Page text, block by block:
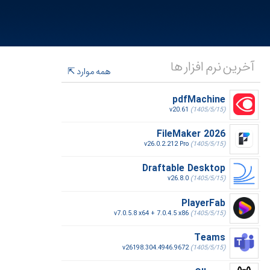
آخرین نرم افزار ها
همه موارد
pdfMachine
v20.61 (1405/5/15)
FileMaker 2026
v26.0.2.212 Pro (1405/5/15)
Draftable Desktop
v26.8.0 (1405/5/15)
PlayerFab
v7.0.5.8 x64 + 7.0.4.5 x86 (1405/5/15)
Teams
v26198.304.4946.9672(1405/5/15)